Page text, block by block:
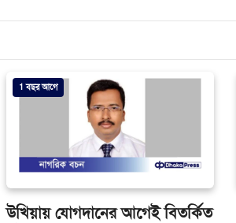
1 বছর আগে
উখিয়ায় যোগদানের আগেই বিতর্কিত